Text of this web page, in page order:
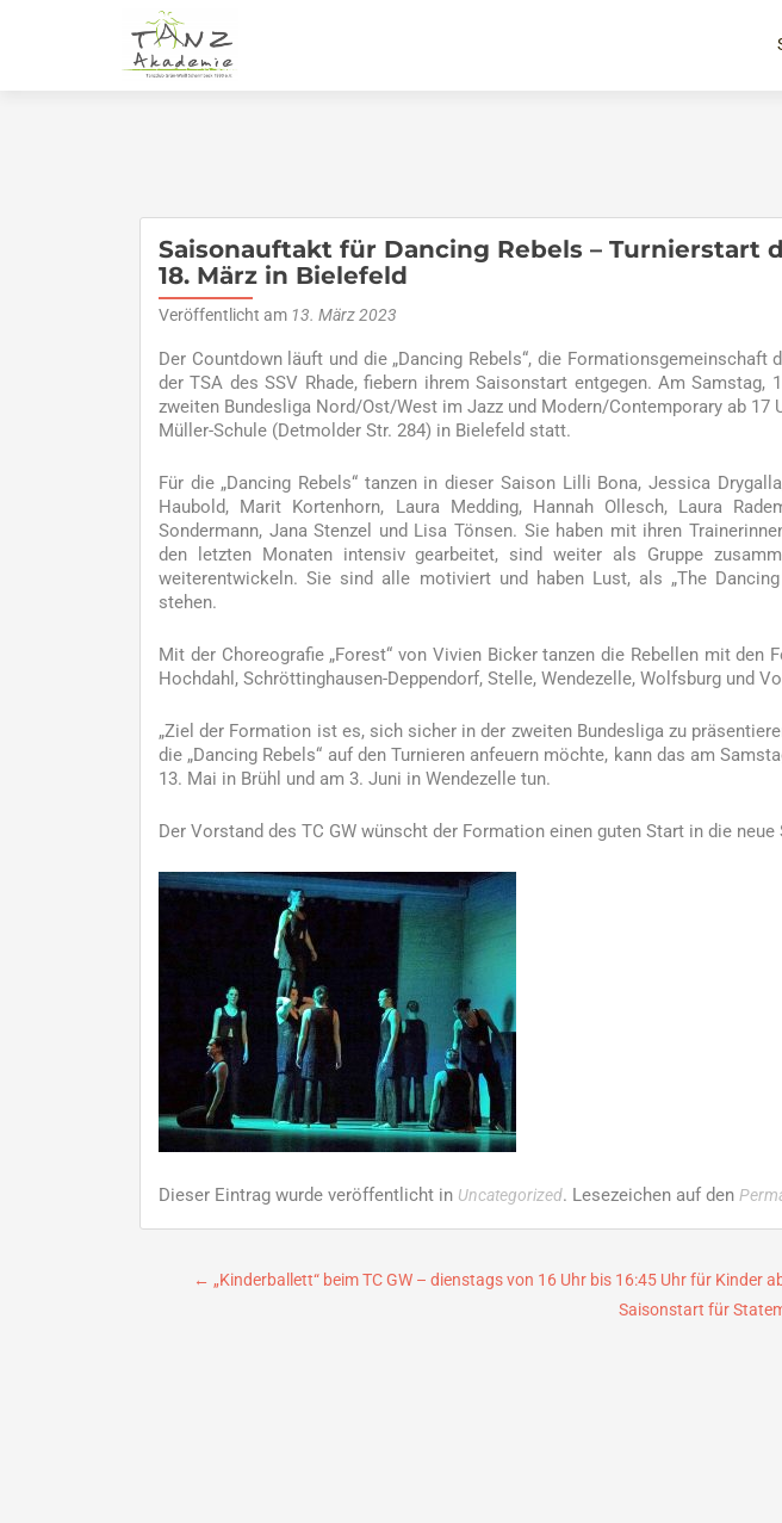
Saisonauftakt für Dancing Rebels – Turnierstart
18. März in Bielefeld
Veröffentlicht am 13. März 2023
Der Countdown läuft und die „Dancing Rebels“, die Formationsgemeinschaft
der TSA des SSV Rhade, fiebern ihrem Saisonstart entgegen. Am Samstag,
zweiten Bundesliga Nord/Ost/West im Jazz und Modern/Contemporary ab 17
Müller-Schule (Detmolder Str. 284) in Bielefeld statt.
Für die „Dancing Rebels“ tanzen in dieser Saison Lilli Bona, Jessica
Haubold, Marit Kortenhorn, Laura Medding, Hannah Ollesch, Laura
Sondermann, Jana Stenzel und Lisa Tönsen. Sie haben mit ihren
den letzten Monaten intensiv gearbeitet, sind weiter als Gruppe
weiterentwickeln. Sie sind alle motiviert und haben Lust, als „The
stehen.
Mit der Choreografie „Forest“ von Vivien Bicker tanzen die Rebellen mit den
Hochdahl, Schröttinghausen-Deppendorf, Stelle, Wendezelle, Wolfsburg und
„Ziel der Formation ist es, sich sicher in der zweiten Bundesliga zu
die „Dancing Rebels“ auf den Turnieren anfeuern möchte, kann das am
13. Mai in Brühl und am 3. Juni in Wendezelle tun.
Der Vorstand des TC GW wünscht der Formation einen guten Start in die neue
Dieser Eintrag wurde veröffentlicht in Uncategorized. Lesezeichen auf den
Beitragsnavigation
← „Kinderballett“ beim TC GW – dienstags von 16 Uhr bis 16:45 Uhr für Kinder
Saisonstart für